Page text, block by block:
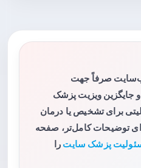
صرفاً جهت
جایگزین ویزیت پزشک
برای تشخیص یا درمان
توضیحات کامل‌تر، صفحه
پزشک سایت را